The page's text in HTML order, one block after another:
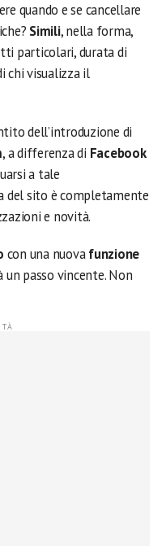
quando e se cancellare
Simili, nella forma,
particolari, durata di
chi visualizza il
dell’introduzione di
, a differenza di Facebook
a tale
del sito è completamente
e novità.
con una nuovafunzione
un passo vincente. Non